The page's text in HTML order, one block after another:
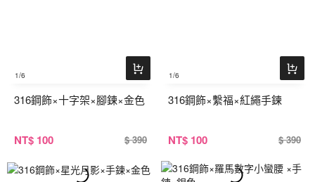
1/6
316鋼飾×十字架×腳鍊×金色
NT$ 100 $ 390
1/6
316鋼飾×繫福×紅繩手鍊
NT$ 100 $ 390